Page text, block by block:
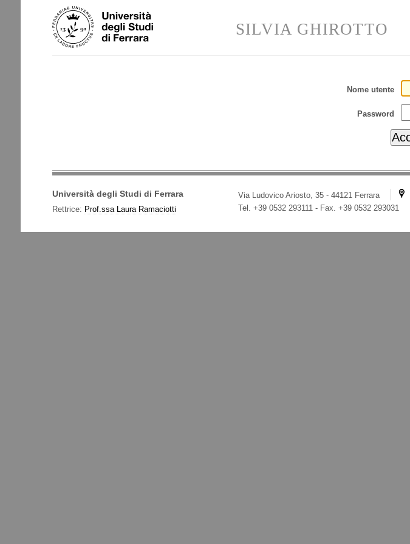
Salta
ai
contenuti.
Strumenti
personali
SILVIA GHIROTTO
Nome utente
Password
Università degli Studi di Ferrara
Rettrice: Prof.ssa Laura Ramaciotti
Via Ludovico Ariosto, 35 - 44121 Ferrara
Tel. +39 0532 293111- Fax. +39 0532 293031